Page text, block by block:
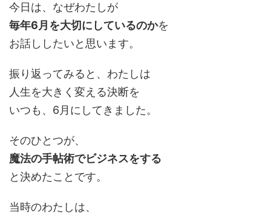
今日は、 なぜわたしが
毎年6月を大切にしているのかを
お話ししたいと思います。
振り返ってみると、わたしは
人生を大きく変える決断を
いつも、6月にしてきました。
そのひとつが、
魔法の手帖術でビジネスをする
と決めたことです。
当時のわたしは、